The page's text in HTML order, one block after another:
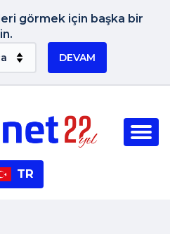
görmek için başka bir
DEVAM
TR